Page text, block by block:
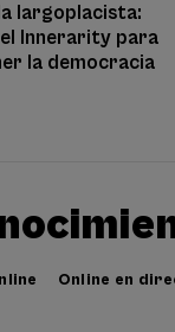
largoplacista:
Innerarity para
la democracia
Online en